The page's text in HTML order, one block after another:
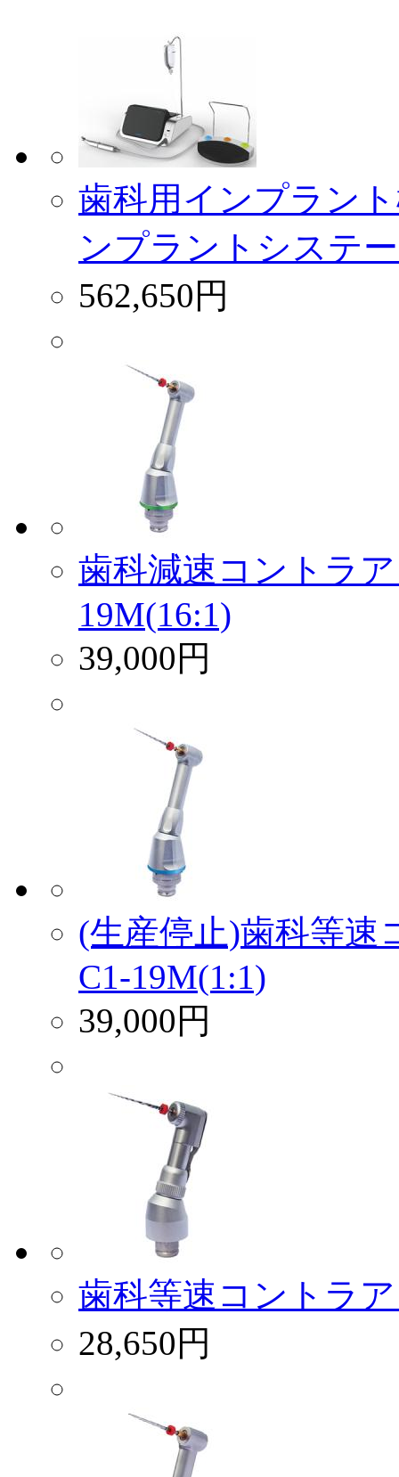
歯科用インプラン
ンプラントシステ
562,650円
歯科減速コントラ
19M(16:1)
39,000円
(生産停止)歯科等速
C1-19M(1:1)
39,000円
歯科等速コントラ
28,650円